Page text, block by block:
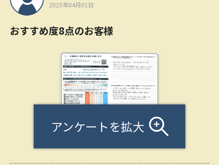
2025年04月01日
おすすめ度8点のお客様
アンケートを拡大